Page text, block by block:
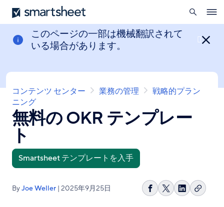
メ
イ
コ
ン
に
移
動
Smartsheet
開
く
このページの一部は機械翻訳されて
いる場合があります。

パ
ン
く
ず
コンテンツ センター 業務の管理
戦略的プラン
ニング
無料の OKR テンプレー
ト
Smartsheet テンプレートを入手
ByJoe Weller | 2025年9月25日
Facebook
ShareLinkedIn
リ